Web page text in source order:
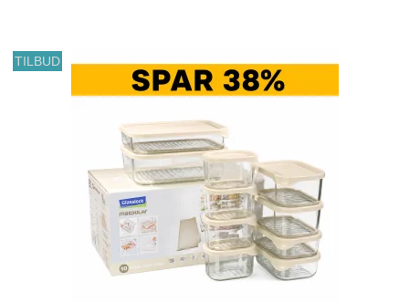
TILBUD